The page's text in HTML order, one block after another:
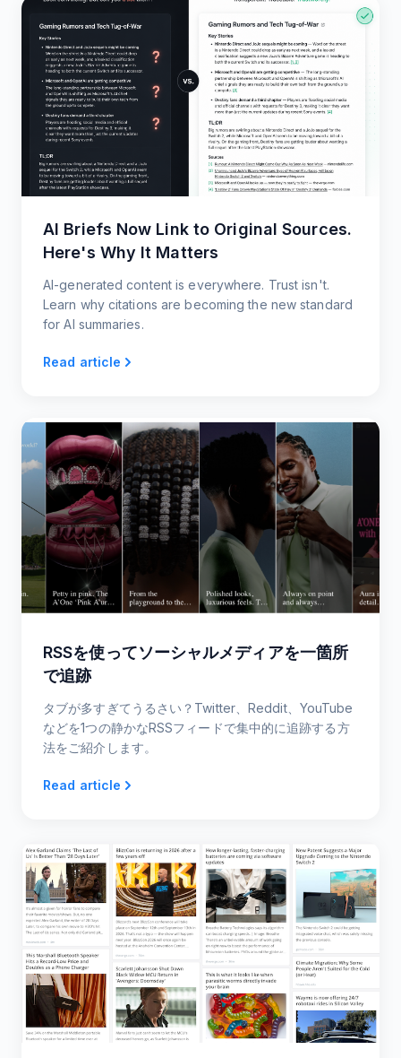
AI Briefs Now Link to Original Sources.
Here's Why It Matters
AI-generated content is everywhere. Trust isn't.
Learn why citations are becoming the new standard
for AI summaries.
Read article
RSSを使ってソーシャルメディアを一箇所
で追跡
タブが多すぎてうるさい？Twitter、Reddit、YouTube
などを1つの静かなRSSフィードで集中的に追跡する方
法をご紹介します。
Read article